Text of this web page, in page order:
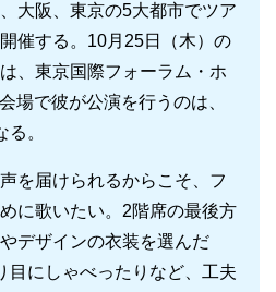
大阪、東京の5大都市でツア
催する。10月25日（木）の
、東京国際フォーラム・ホ
場で彼が公演を行うのは、
。
を届けられるからこそ、フ
に歌いたい。2階席の最後方
デザインの衣装を選んだ
目にしゃべったりなど、工夫